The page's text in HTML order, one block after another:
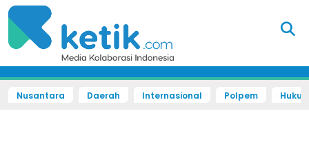
Nusantara Daerah Internasional Polpem